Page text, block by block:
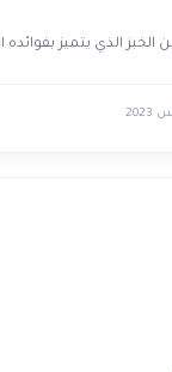
الخبز الذي يتميز